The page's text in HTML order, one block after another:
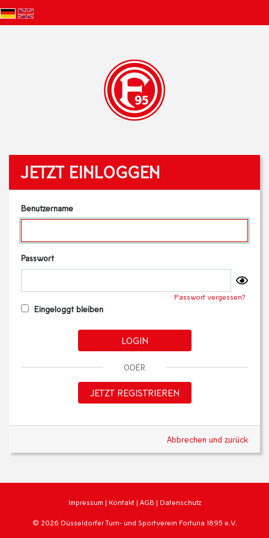
JETZT EINLOGGEN
Benutzername
Passwort
Passwort vergessen?
Eingeloggt bleiben
LOGIN
ODER
JETZT REGISTRIEREN
Abbrechen und zurück
Impressum | Kontakt | AGB | Datenschutz
© 2026 Düsseldorfer Turn- und Sportverein Fortuna 1895 e.V.